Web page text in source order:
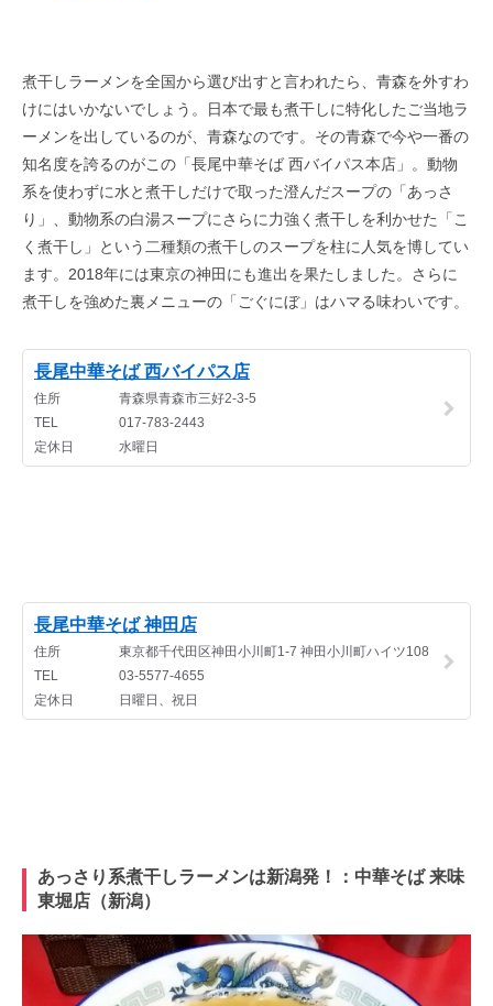
煮干しラーメンを全国から選び出すと言われたら、青森を外すわ
けにはいかないでしょう。日本で最も煮干しに特化したご当地ラ
ーメンを出しているのが、青森なのです。その青森で今や一番の
知名度を誇るのがこの「長尾中華そば 西バイパス本店」。動物
系を使わずに水と煮干しだけで取った澄んだスープの「あっさ
り」、動物系の白湯スープにさらに力強く煮干しを利かせた「こ
く煮干し」という二種類の煮干しのスープを柱に人気を博してい
ます。2018年には東京の神田にも進出を果たしました。さらに
煮干しを強めた裏メニューの「ごぐにぼ」はハマる味わいです。
あっさり系煮干しラーメンは新潟発！：中華そば 来味
東堀店（新潟）